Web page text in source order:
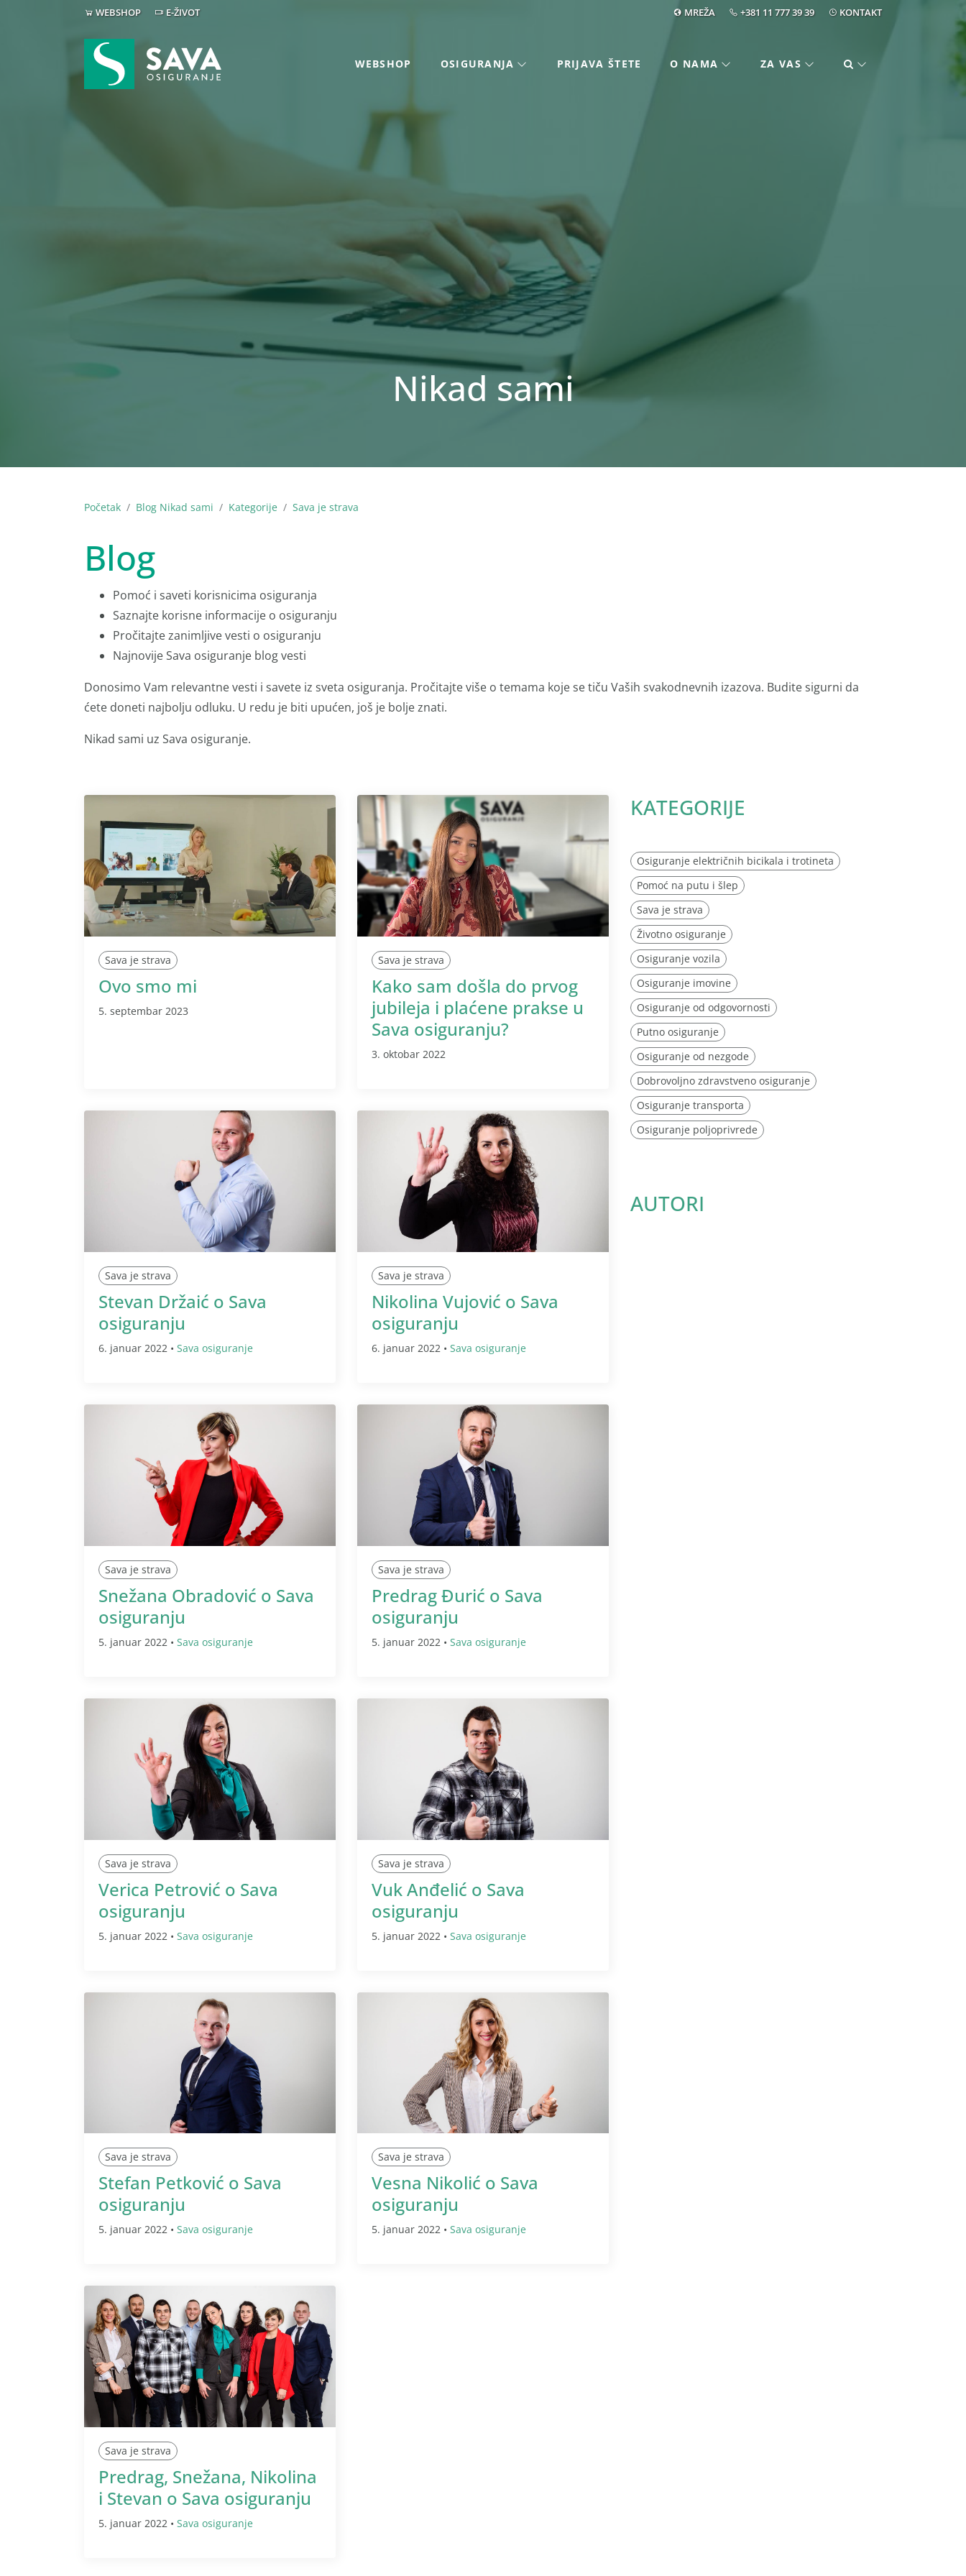
WEBSHOP E-ŽIVOT MREŽA +381 11 777 39 39 KONTAKT
WEBSHOP OSIGURANJA PRIJAVA ŠTETE O NAMA ZA VAS
Nikad sami
Početak Blog Nikad sami Kategorije Sava je strava
Blog
Pomoć i saveti korisnicima osiguranja
Saznajte korisne informacije o osiguranju
Pročitajte zanimljive vesti o osiguranju
Najnovije Sava osiguranje blog vesti
Donosimo Vam relevantne vesti i savete iz sveta osiguranja. Pročitajte više o temama koje se tiču Vaših svakodnevnih izazova. Budite sigurni da
ćete doneti najbolju odluku. U redu je biti upućen, još je bolje znati.
Nikad sami uz Sava osiguranje.
Sava je strava
Ovo smo mi
5. septembar 2023
Sava je strava
Kako sam došla do prvog
jubileja i plaćene prakse u
Sava osiguranju?
3. oktobar 2022
Sava je strava
Stevan Držaić o Sava
osiguranju
6. januar 2022 • Sava osiguranje
Sava je strava
Nikolina Vujović o Sava
osiguranju
6. januar 2022 • Sava osiguranje
Sava je strava
Snežana Obradović o Sava
osiguranju
5. januar 2022 • Sava osiguranje
Sava je strava
Predrag Đurić o Sava
osiguranju
5. januar 2022 • Sava osiguranje
Sava je strava
Verica Petrović o Sava
osiguranju
5. januar 2022 • Sava osiguranje
Sava je strava
Vuk Anđelić o Sava
osiguranju
5. januar 2022 • Sava osiguranje
Sava je strava
Stefan Petković o Sava
osiguranju
5. januar 2022 • Sava osiguranje
Sava je strava
Vesna Nikolić o Sava
osiguranju
5. januar 2022 • Sava osiguranje
Sava je strava
Predrag, Snežana, Nikolina
i Stevan o Sava osiguranju
5. januar 2022 • Sava osiguranje
KATEGORIJE
Osiguranje električnih bicikala i trotineta
Pomoć na putu i šlep
Sava je strava
Životno osiguranje
Osiguranje vozila
Osiguranje imovine
Osiguranje od odgovornosti
Putno osiguranje
Osiguranje od nezgode
Dobrovoljno zdravstveno osiguranje
Osiguranje transporta
Osiguranje poljoprivrede
AUTORI